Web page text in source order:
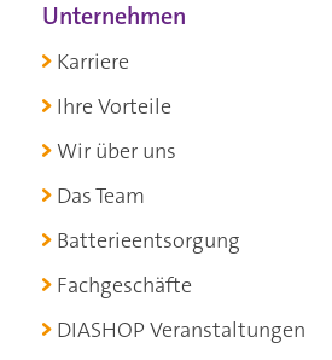
Unternehmen
Karriere
Ihre Vorteile
Wir über uns
Das Team
Batterieentsorgung
Fachgeschäfte
DIASHOP Veranstaltungen